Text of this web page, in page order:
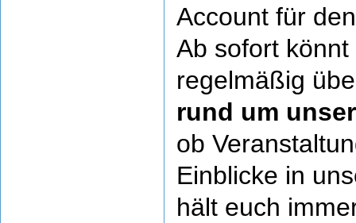
Account für
Ab sofort
regelmäßig
rund um
ob
Einblicke in
hält euch